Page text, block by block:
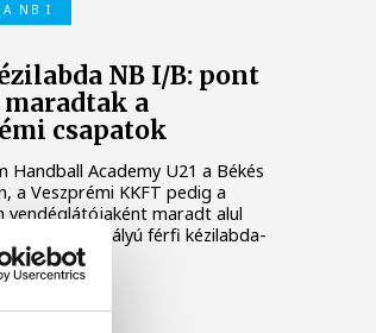
NB I
NB I/B: pont
a
csapatok
Handball Academy U21 a Békés
a Veszprémi KKFT pedig a
vendéglátójaként maradt alul
a másodosztályú férfi kézilabda-
NB I